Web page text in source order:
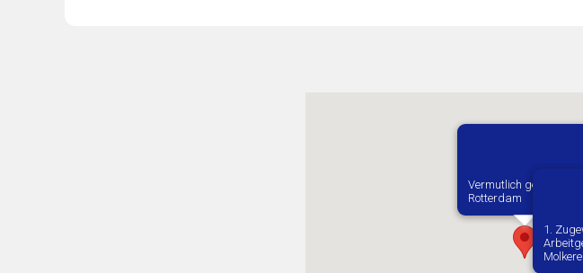
Vermutlich geboren in
Rotterdam
1.
Molkerei